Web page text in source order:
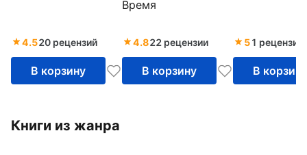
4.520 рецензий
В корзину
Время
4.822 рецензии
В корзину
51 рецензия
В корзину
Книги из жанра